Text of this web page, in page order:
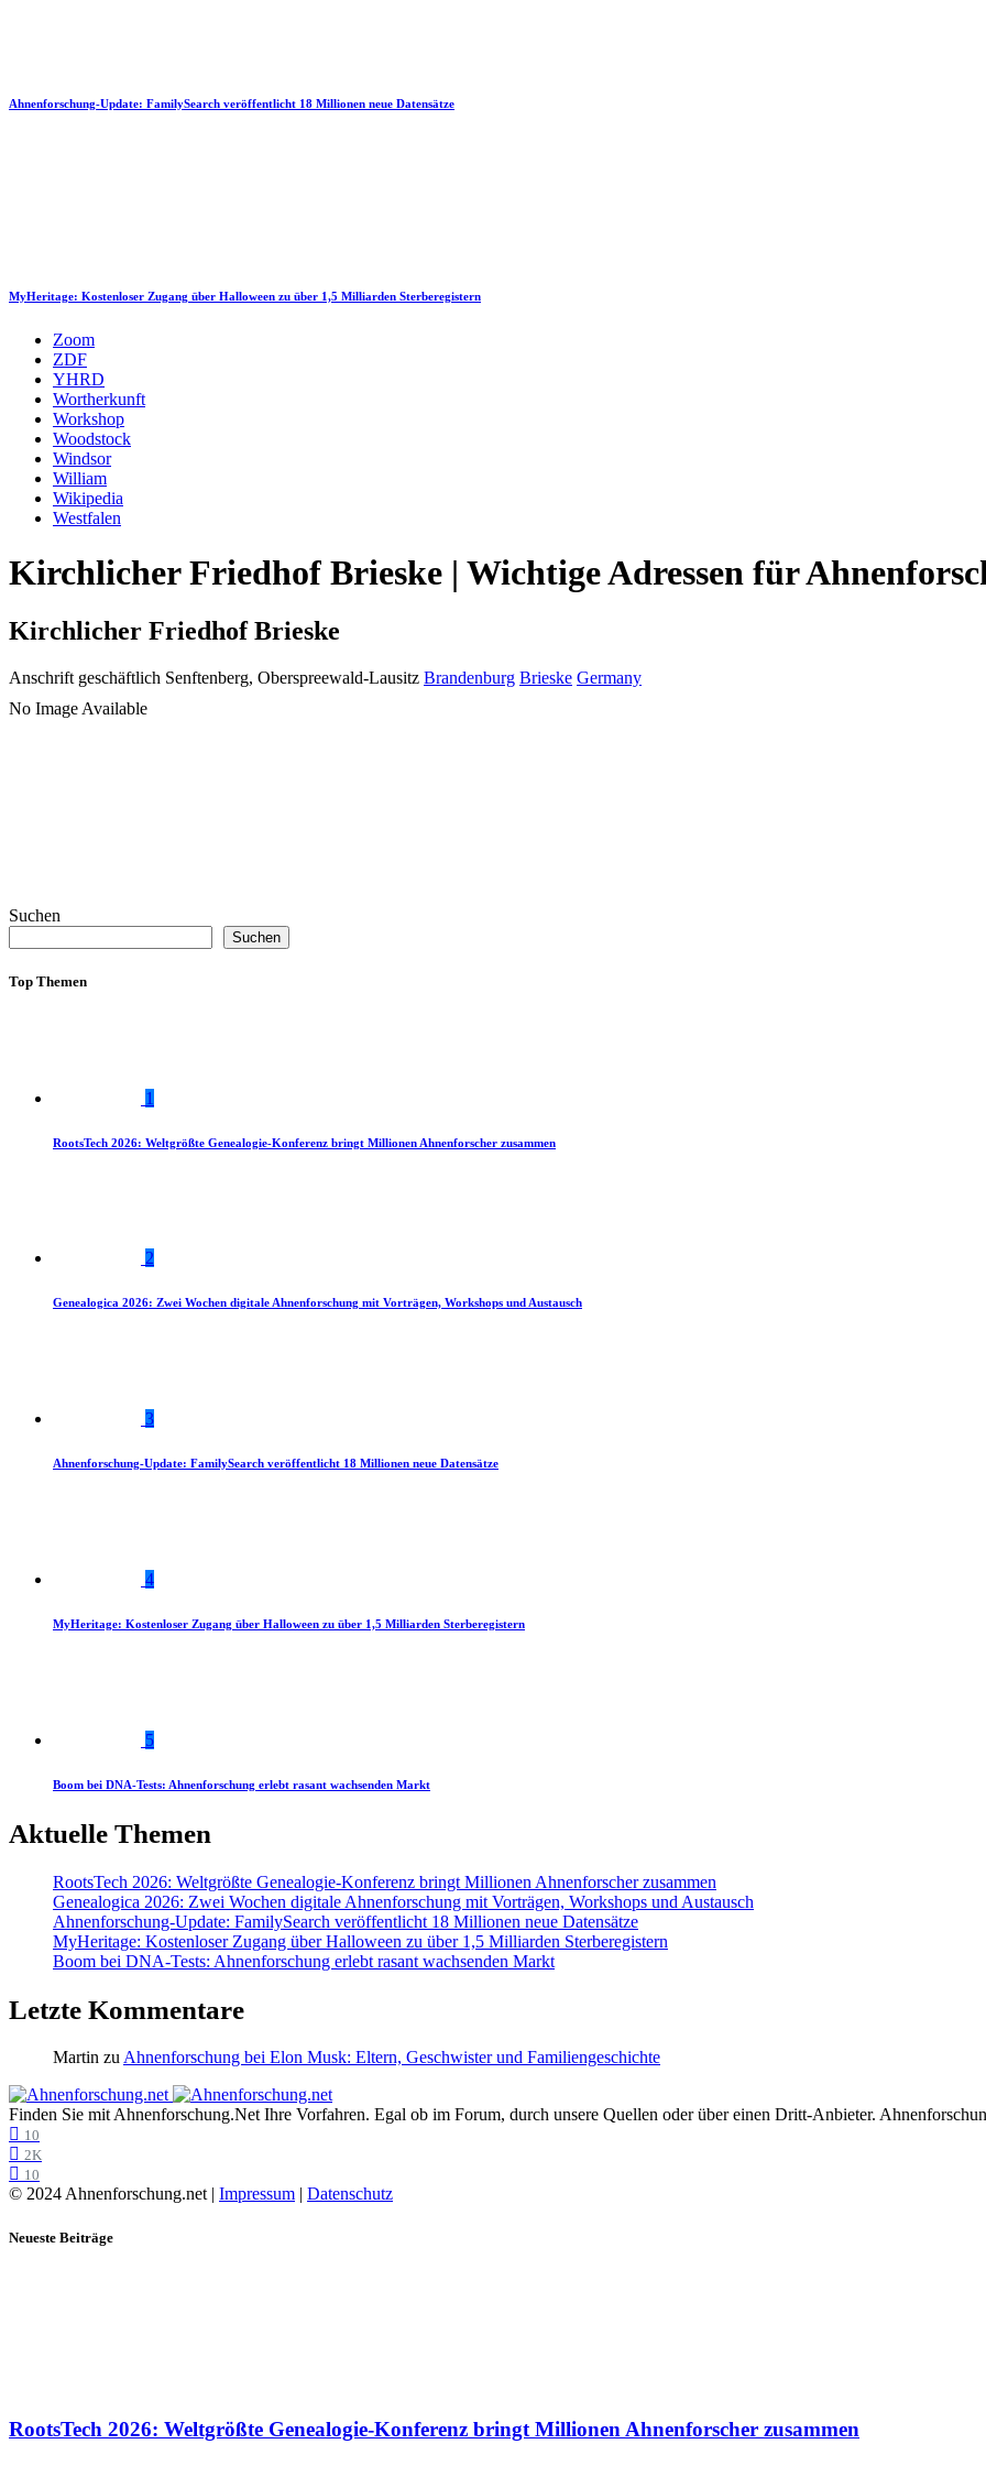
Ahnenforschung-Update: FamilySearch veröffentlicht 18 Millionen neue Datensätze
MyHeritage: Kostenloser Zugang über Halloween zu über 1,5 Milliarden Sterberegistern
Zoom
ZDF
YHRD
Wortherkunft
Workshop
Woodstock
Windsor
William
Wikipedia
Westfalen
Kirchlicher Friedhof Brieske | Wichtige Adressen für
Kirchlicher Friedhof Brieske
Anschrift geschäftlich Senftenberg, Oberspreewald-Lausitz Brandenburg Brieske Germany
No Image Available
Suchen
Suchen
Top Themen
1
RootsTech 2026: Weltgrößte Genealogie-Konferenz bringt Millionen Ahnenforscher zusammen
2
Genealogica 2026: Zwei Wochen digitale Ahnenforschung mit Vorträgen, Workshops und Austausch
3
Ahnenforschung-Update: FamilySearch veröffentlicht 18 Millionen neue Datensätze
4
MyHeritage: Kostenloser Zugang über Halloween zu über 1,5 Milliarden Sterberegistern
5
Boom bei DNA-Tests: Ahnenforschung erlebt rasant wachsenden Markt
Aktuelle Themen
RootsTech 2026: Weltgrößte Genealogie-Konferenz bringt Millionen Ahnenforscher zusammen
Genealogica 2026: Zwei Wochen digitale Ahnenforschung mit Vorträgen, Workshops und Austausch
Ahnenforschung-Update: FamilySearch veröffentlicht 18 Millionen neue Datensätze
MyHeritage: Kostenloser Zugang über Halloween zu über 1,5 Milliarden Sterberegistern
Boom bei DNA-Tests: Ahnenforschung erlebt rasant wachsenden Markt
Letzte Kommentare
Martin zuAhnenforschung bei Elon Musk: Eltern, Geschwister und Familiengeschichte
Finden Sie mit Ahnenforschung.Net Ihre Vorfahren. Egal ob im Forum, durch unsere Quellen oder über einen Dritt-Anbieter.
10
2K
10
© 2024 Ahnenforschung.net | Impressum Datenschutz
Neueste Beiträge
RootsTech 2026: Weltgrößte Genealogie-Konferenz bringt Millionen Ahnenforscher zusammen